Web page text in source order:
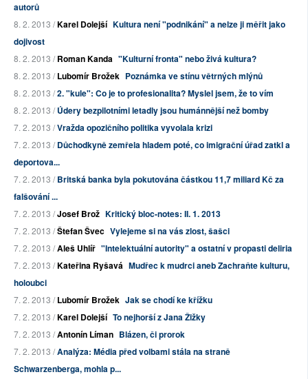
autorů
8. 2. 2013 /Karel Dolejší Kultura není "podnikání" a nelze ji měřit jako
dojivost
8. 2. 2013 /Roman Kanda "Kulturní fronta" nebo živá kultura?
8. 2. 2013 /Lubomír Brožek Poznámka ve stínu větrných mlýnů
8. 2. 2013 /2. "kule": Co je to profesionalita? Myslel jsem, že to vím
8. 2. 2013 /Údery bezpilotními letadly jsou humánnější než bomby
7. 2. 2013 /Vražda opozičního politika vyvolala krizi
7. 2. 2013 /Důchodkyně zemřela hladem poté, co imigrační úřad zatkl a
deportova...
7. 2. 2013 /Britská banka byla pokutována částkou 11,7 miliard Kč za
falšování ...
7. 2. 2013 /Josef Brož Kritický bloc-notes: II. 1. 2013
7. 2. 2013 /Štefan Švec Vylejeme si na vás zlost, šašci
7. 2. 2013 /Aleš Uhlíř "Intelektuální autority" a ostatní v propasti deliria
7. 2. 2013 /Kateřina Ryšavá Mudřec k mudrci aneb Zachraňte kulturu,
holoubci
7. 2. 2013 /Lubomír Brožek Jak se chodí ke křížku
7. 2. 2013 /Karel Dolejší To nejhorší z Jana Žižky
7. 2. 2013 /Antonín Líman Blázen, či prorok
7. 2. 2013 /Analýza: Média před volbami stála na straně
Schwarzenberga, mohla p...